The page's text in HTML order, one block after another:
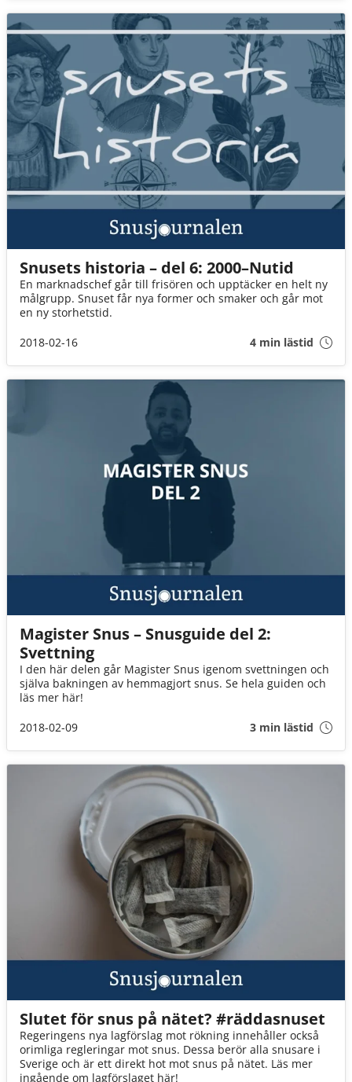
Snusets historia – del 6: 2000–Nutid
En marknadschef går till frisören och upptäcker en helt ny
målgrupp. Snuset får nya former och smaker och går mot
en ny storhetstid.
2018-02-16
4 min lästid
Magister Snus – Snusguide del 2:
Svettning
I den här delen går Magister Snus igenom svettningen och
själva bakningen av hemmagjort snus. Se hela guiden och
läs mer här!
2018-02-09
3 min lästid
Slutet för snus på nätet? #räddasnuset
Regeringens nya lagförslag mot rökning innehåller också
orimliga regleringar mot snus. Dessa berör alla snusare i
Sverige och är ett direkt hot mot snus på nätet. Läs mer
ingående om lagförslaget här!